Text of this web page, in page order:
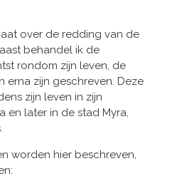
over de redding van de
behandel ik de
rondom zijn leven, de
erna zijn geschreven. Deze
zijn leven in zijn
en later in de stad Myra,
worden hier beschreven,